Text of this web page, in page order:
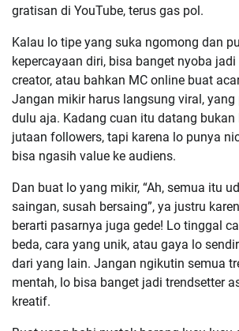
gratisan di YouTube, terus gas pol.
Kalau lo tipe yang suka ngomong dan
kepercayaan diri, bisa banget nyoba
creator, atau bahkan MC online buat
Jangan mikir harus langsung viral,
dulu aja. Kadang cuan itu datang bukan
jutaan followers, tapi karena lo punya
bisa ngasih value ke audiens.
Dan buat lo yang mikir, “Ah, semua itu
saingan, susah bersaing”, ya justru
berarti pasarnya juga gede! Lo tinggal
beda, cara yang unik, atau gaya lo
dari yang lain. Jangan ngikutin semua
mentah, lo bisa banget jadi trendsetter
kreatif.